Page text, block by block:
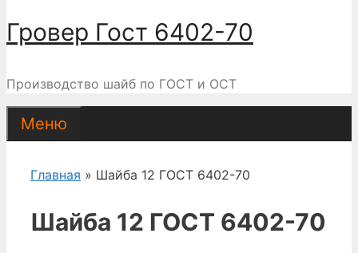
Гровер Гост 6402-70
Производство шайб по ГОСТ и ОСТ
Меню
Главная » Шайба 12 ГОСТ 6402-70
Шайба 12 ГОСТ 6402-70